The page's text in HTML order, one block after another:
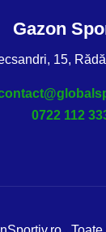
Gazon
15,
0722 112